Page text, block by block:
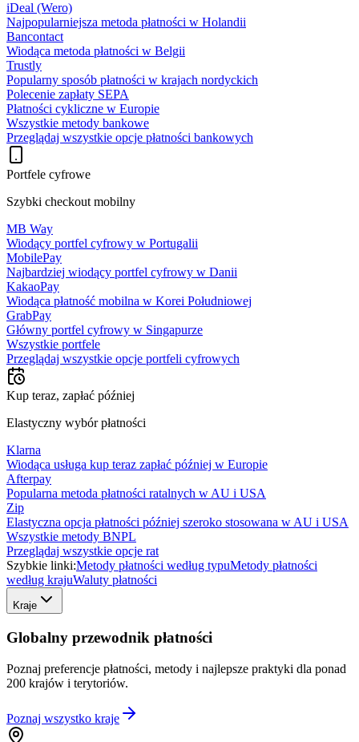
iDeal (Wero)
Najpopularniejsza metoda płatności w Holandii
Bancontact
Wiodąca metoda płatności w Belgii
Trustly
Popularny sposób płatności w krajach nordyckich
Polecenie zapłaty SEPA
Płatności cykliczne w Europie
Wszystkie metody bankowe
Przeglądaj wszystkie opcje płatności bankowych
Portfele cyfrowe
Szybki checkout mobilny
MB Way
Wiodący portfel cyfrowy w Portugalii
MobilePay
Najbardziej wiodący portfel cyfrowy w Danii
KakaoPay
Wiodąca płatność mobilna w Korei Południowej
GrabPay
Główny portfel cyfrowy w Singapurze
Wszystkie portfele
Przeglądaj wszystkie opcje portfeli cyfrowych
Kup teraz, zapłać później
Elastyczny wybór płatności
Klarna
Wiodąca usługa kup teraz zapłać później w Europie
Afterpay
Popularna metoda płatności ratalnych w AU i USA
Zip
Elastyczna opcja płatności później szeroko stosowana w AU i USA
Wszystkie metody BNPL
Przeglądaj wszystkie opcje rat
Szybkie linki:Metody płatności według typuMetody płatności
według krajuWaluty płatności
Kraje
Globalny przewodnik płatności
Poznaj preferencje płatności, metody i najlepsze praktyki dla ponad
200 krajów i terytoriów.
Poznaj wszystko kraje